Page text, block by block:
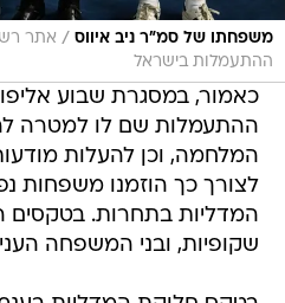
משפחתו של סמ"ר ניב איווס / אתר
ההתעמלות בישראל
כאמור, במסגרת שבוע
ההתעמלות שם לו למטרה
המלחמה, וכן להעלות
לצורך כך הוזמנו משפחות
המדליות בתחרות. בטקסים
שקופיות, ובני המשפחה